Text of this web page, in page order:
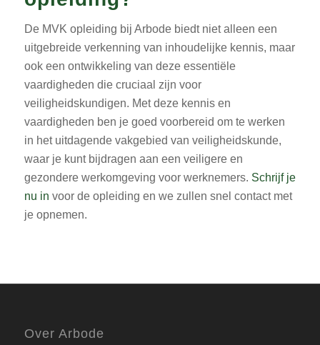
De MVK opleiding bij Arbode biedt niet alleen een
uitgebreide verkenning van inhoudelijke kennis, maar
ook een ontwikkeling van deze essentiële
vaardigheden die cruciaal zijn voor
veiligheidskundigen. Met deze kennis en
vaardigheden ben je goed voorbereid om te werken
in het uitdagende vakgebied van veiligheidskunde,
waar je kunt bijdragen aan een veiligere en
gezondere werkomgeving voor werknemers. Schrijf je
nu in voor de opleiding en we zullen snel contact met
je opnemen.
Over Arbode